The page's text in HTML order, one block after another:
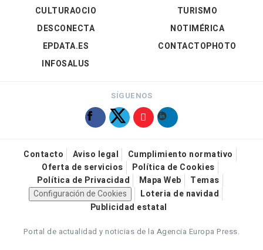
CULTURAOCIO
DESCONECTA
EPDATA.ES
INFOSALUS
TURISMO
NOTIMÉRICA
CONTACTOPHOTO
SÍGUENOS
Contacto Aviso legal
Cumplimiento normativo
Oferta de servicios
Política de Cookies
Política de Privacidad
Mapa Web
Temas
Configuración de Cookies
Loteria de navidad
Publicidad estatal
Portal de actualidad y noticias de la Agencia Europa Press.